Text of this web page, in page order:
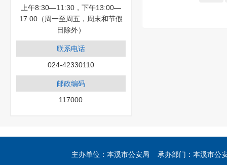
上午8:30—11:30，下午13:00—
17:00（周一至周五，周末和节假
日除外）
联系电话
024-42330110
邮政编码
117000
主办单位：本溪市公安局 承办部门：本溪市